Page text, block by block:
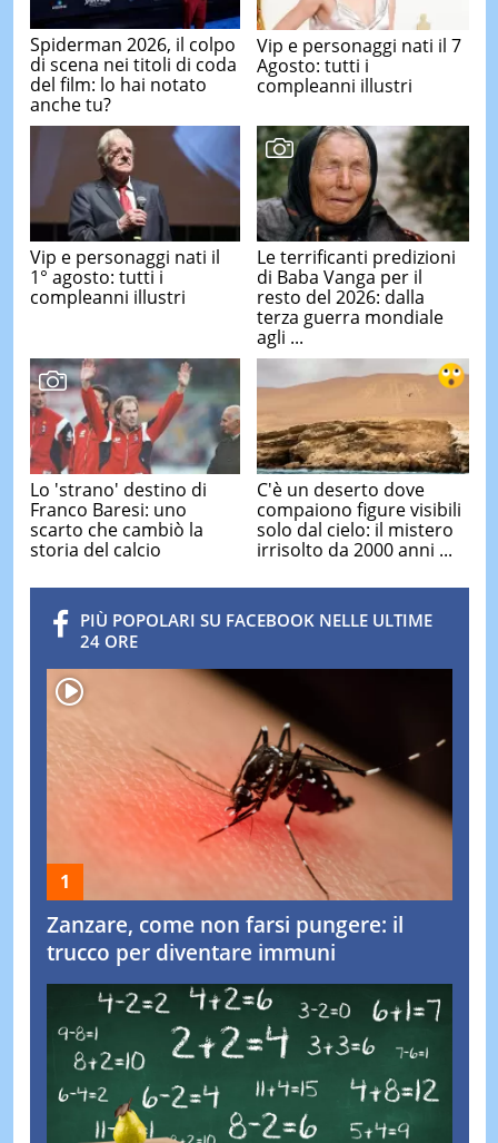
Spiderman 2026, il colpo
di scena nei titoli di coda
del film: lo hai notato
anche tu?
Vip e personaggi nati il 7
Agosto: tutti i
compleanni illustri
Vip e personaggi nati il
1° agosto: tutti i
compleanni illustri
Le terrificanti predizioni
di Baba Vanga per il
resto del 2026: dalla
terza guerra mondiale
agli ...
Lo 'strano' destino di
Franco Baresi: uno
scarto che cambiò la
storia del calcio
C'è un deserto dove
compaiono figure visibili
solo dal cielo: il mistero
irrisolto da 2000 anni ...
PIÙ POPOLARI SU FACEBOOK NELLE ULTIME
24 ORE
Zanzare, come non farsi pungere: il
trucco per diventare immuni